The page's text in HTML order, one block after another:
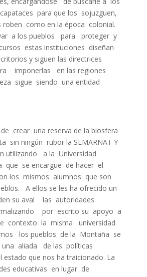
para que los sojuzguen,
roben como en la época colonial.
a los pueblos para proteger y
estas instituciones diseñan
y siguen las directrices
imponerlas en las regiones
sigue siendo una entidad
crear una reserva de la biosfera
sin ningún rubor la SEMARNAT Y
utilizando a la Universidad
que se encargue de hacer el
los mismos alumnos que son
A ellos se les ha ofrecido un
su aval las autoridades
por escrito su apoyo a
contexto la misma universidad
los pueblos de la Montaña se
aliada de las políticas
estado que nos ha traicionado. La
educativas en lugar de